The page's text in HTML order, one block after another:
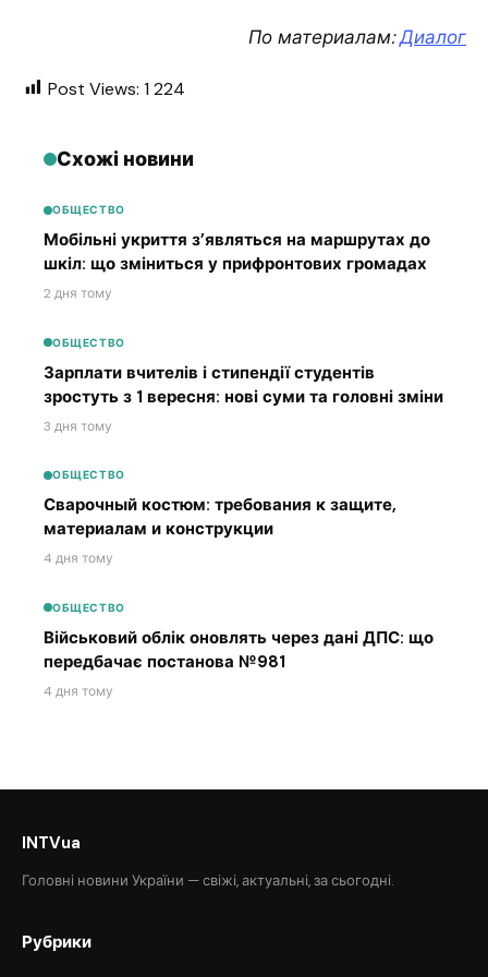
По материалам:Диалог
Post Views: 1 224
Схожі новини
ОБЩЕСТВО
Мобільні укриття з’являться на маршрутах до
шкіл: що зміниться у прифронтових громадах
2 дня тому
ОБЩЕСТВО
Зарплати вчителів і стипендії студентів
зростуть з 1 вересня: нові суми та головні зміни
3 дня тому
ОБЩЕСТВО
Сварочный костюм: требования к защите,
материалам и конструкции
4 дня тому
ОБЩЕСТВО
Військовий облік оновлять через дані ДПС: що
передбачає постанова №981
4 дня тому
INTVua
Головні новини України — свіжі, актуальні, за сьогодні.
Рубрики